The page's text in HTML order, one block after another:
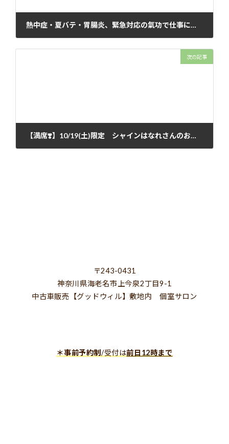
熱中症・夏バテ・胃腸炎、緊急対応の氣功で仕事に行けるように【遠隔気功のご感想】
次の記事
【満席❣️】10/19(土)限定 シャインはなれさんのお顔ほぐし×中村の整体or美容鍼、コラボイベント！
〒243-0431
神奈川県海老名市上今泉2丁目9-1
中古車販売【グッドウィル】敷地内 個室サロン
＊事前予約制/受付は前日12時まで